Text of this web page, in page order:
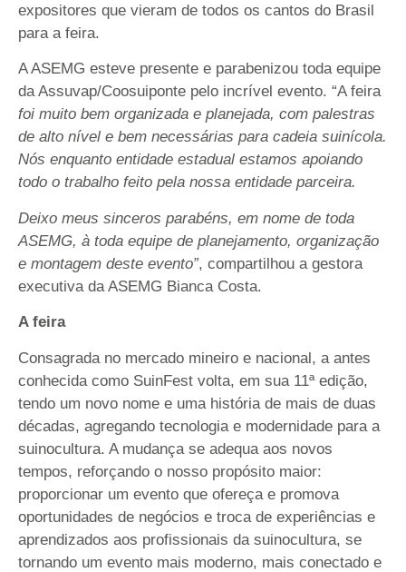
expositores que vieram de todos os cantos do Brasil
para a feira.
A ASEMG esteve presente e parabenizou toda equipe
da Assuvap/Coosuiponte pelo incrível evento. “A feira
foi muito bem organizada e planejada, com palestras
de alto nível e bem necessárias para cadeia suinícola.
Nós enquanto entidade estadual estamos apoiando
todo o trabalho feito pela nossa entidade parceira.
Deixo meus sinceros parabéns, em nome de toda
ASEMG, à toda equipe de planejamento, organização
e montagem deste evento”, compartilhou a gestora
executiva da ASEMG Bianca Costa.
A feira
Consagrada no mercado mineiro e nacional, a antes
conhecida como SuinFest volta, em sua 11ª edição,
tendo um novo nome e uma história de mais de duas
décadas, agregando tecnologia e modernidade para a
suinocultura. A mudança se adequa aos novos
tempos, reforçando o nosso propósito maior:
proporcionar um evento que ofereça e promova
oportunidades de negócios e troca de experiências e
aprendizados aos profissionais da suinocultura, se
tornando um evento mais moderno, mais conectado e